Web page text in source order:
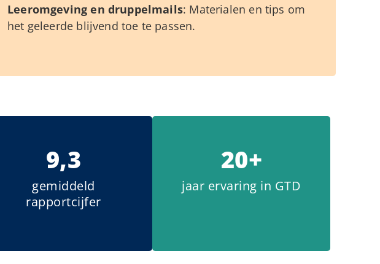
Leeromgeving en druppelmails: Materialen en tips om
het geleerde blijvend toe te passen.
9,3
gemiddeld
rapportcijfer
20+
jaar ervaring in GTD